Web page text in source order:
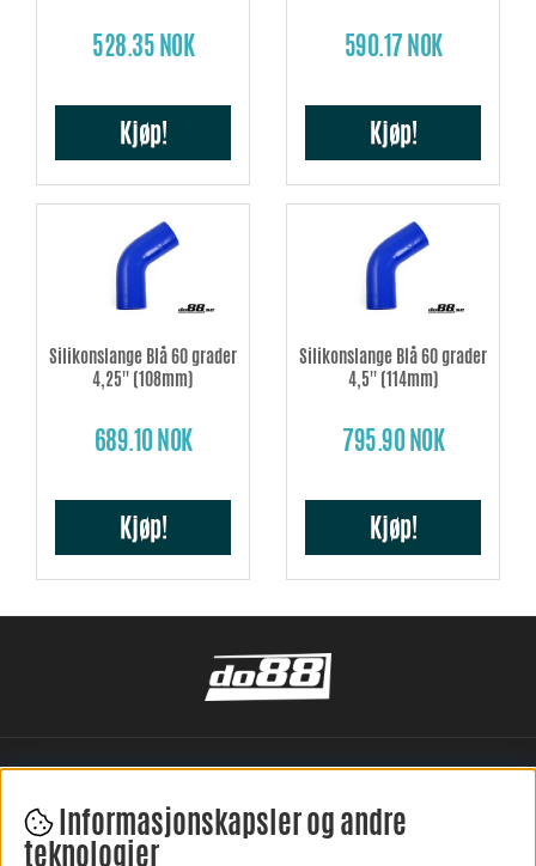
528.35 NOK
Kjøp!
590.17 NOK
Kjøp!
Silikonslange Blå 60 grader
4,25'' (108mm)
689.10 NOK
Kjøp!
Silikonslange Blå 60 grader
4,5'' (114mm)
795.90 NOK
Kjøp!
Informasjonskapsler og andre
teknologier